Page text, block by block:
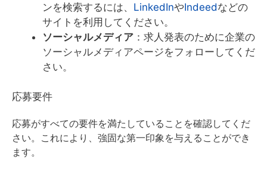
ンを検索するには、 LinkedInやIndeedなどの
サイトを利用してください。
ソーシャルメディア ：求人発表のために企業の
ソーシャルメディアページをフォローしてくだ
さい。
応募要件
応募がすべての要件を満たしていることを確認してくだ
さい。これにより、強固な第一印象を与えることができ
ます。